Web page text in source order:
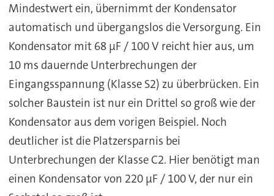
Mindestwert ein, übernimmt der Kondensator
automatisch und übergangslos die Versorgung. Ein
Kondensator mit 68 µF / 100 V reicht hier aus, um
10 ms dauernde Unterbrechungen der
Eingangsspannung (Klasse S2) zu überbrücken. Ein
solcher Baustein ist nur ein Drittel so groß wie der
Kondensator aus dem vorigen Beispiel. Noch
deutlicher ist die Platzersparnis bei
Unterbrechungen der Klasse C2. Hier benötigt man
einen Kondensator von 220 µF / 100 V, der nur ein